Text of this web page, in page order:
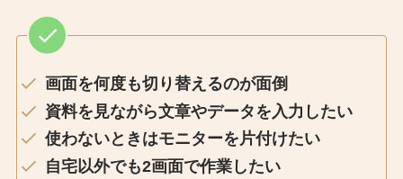
画面を何度も切り替えるのが面倒
資料を見ながら文章やデータを入力したい
使わないときはモニターを片付けたい
自宅以外でも2画面で作業したい